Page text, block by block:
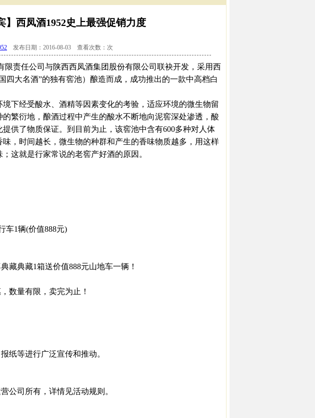
】西凤酒1952史上最强促销力度
发布日期：2016-08-03 查看次数： 次
责任公司与陕西西凤酒集团股份有限公司联袂开发，采用西
四大名酒”的独有窖池）酿造而成，成功推出的一款中高档白
经受酸水、酒精等因素变化的考验，适应环境的微生物留
繁衍地，酿酒过程中产生的酸水不断地向泥窖深处渗透，酸
供了物质保证。到目前为止，该窖池中含有600多种对人体
，时间越长，微生物的种群和产生的香味物质越多，用这样
这就是行家常说的老窖产好酒的原因。
1辆(价值888元)
典藏1箱送价值888元山地车一辆！
量有限，卖完为止！
等进行广泛宣传和推动。
司所有，详情见活动规则。